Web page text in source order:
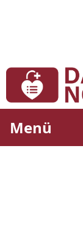
Menü